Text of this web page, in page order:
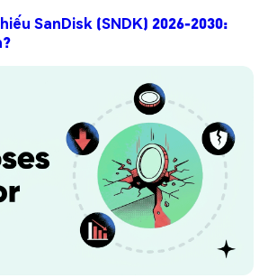
SanDisk (SNDK) 2026-2030: